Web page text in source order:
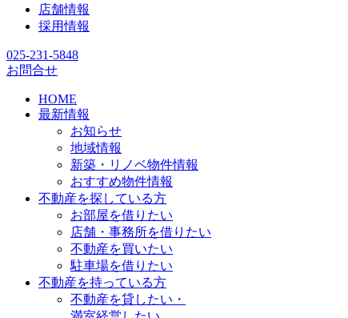
店舗情報
採用情報
025-231-5848
お問合せ
HOME
最新情報
お知らせ
地域情報
新築・リノベ物件情報
おすすめ物件情報
不動産を探している方
お部屋を借りたい
店舗・事務所を借りたい
不動産を買いたい
駐車場を借りたい
不動産を持っている方
不動産を貸したい・